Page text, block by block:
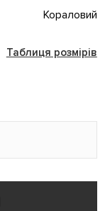
Кораловий
Таблиця розмірів